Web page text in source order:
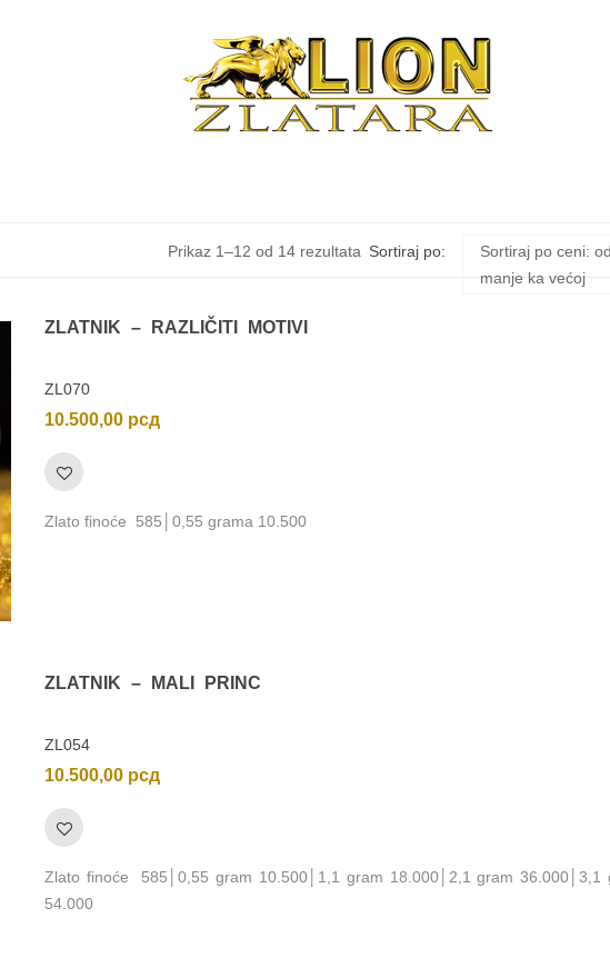
Prikaz 1–12 od 14 rezultata Sortirano
Sortiraj po:
Sortiraj po ceni:
manje ka većoj
ZLATNIK – RAZLIČITI MOTIVI
ZL070
10.500,00 рсд
Zlato finoće 585│0,55 grama 10.500
ZLATNIK – MALI PRINC
ZL054
10.500,00 рсд
Zlato finoće 585│0,55 gram 10.500│1,1 gram 18.000│2,1 gram 36.000│3,1
54.000